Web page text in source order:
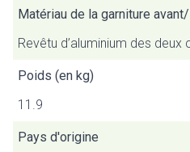
Matériau de la garniture
Revêtu d’aluminium des deux
Poids (en kg)
11.9
Pays d'origine